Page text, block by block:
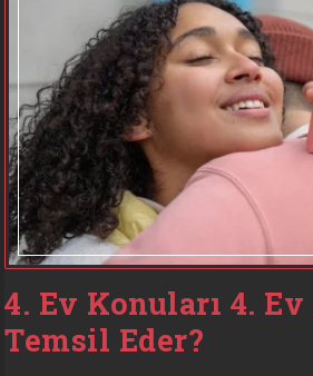
4. Ev Konuları 4.
Temsil Eder?